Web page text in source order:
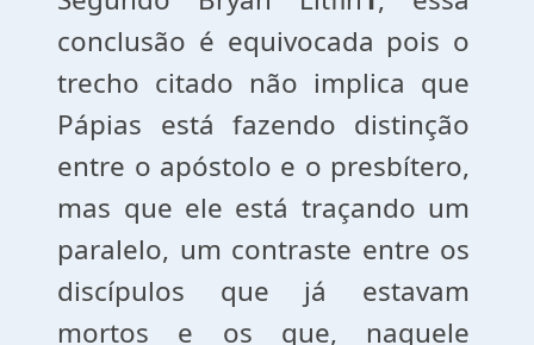
conclusão é equivocada pois o
trecho citado não implica que
Pápias está fazendo distinção
entre o apóstolo e o presbítero,
mas que ele está traçando um
paralelo, um contraste entre os
discípulos que já estavam
mortos e os que, naquele